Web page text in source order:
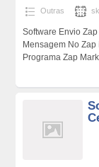
Outras
Software Envio
Mensagem No
Programa Zap